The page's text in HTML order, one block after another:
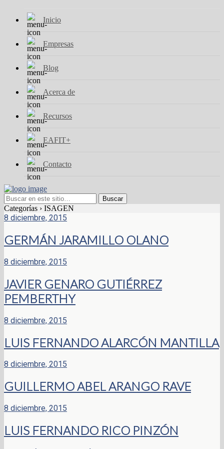
Inicio
Empresas
Blog
Acerca de
Recursos
EAFIT+
Contacto
Categorías › ISAGEN
8 diciembre, 2015
GERMÁN JARAMILLO OLANO
8 diciembre, 2015
JAVIER GENARO GUTIÉRREZ
PEMBERTHY
8 diciembre, 2015
LUIS FERNANDO ALARCÓN MANTILLA
8 diciembre, 2015
GUILLERMO ABEL ARANGO RAVE
8 diciembre, 2015
LUIS FERNANDO RICO PINZÓN